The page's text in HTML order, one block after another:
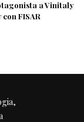
a Vinitaly
FISAR